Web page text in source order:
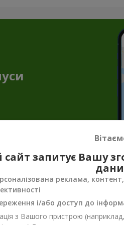
до квітів —
незабутню
якщо ви збираєтесь в
свята.
сайт запитує Вашу
реклама,
і/або доступ до
з Вашого пристрою